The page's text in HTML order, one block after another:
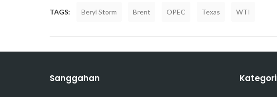
TAGS: Beryl Storm Brent OPEC Texas WTI
Sanggahan Kategori